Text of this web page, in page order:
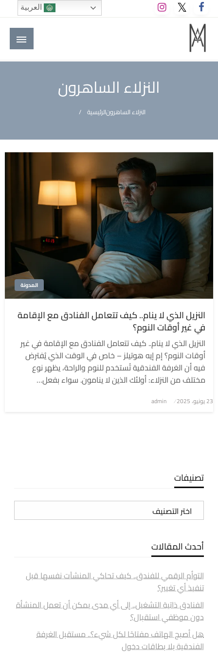
التخطي
إلى
المحتوى
M A hotels | إم ايه هوتيلز
الموقع الأول للعاملين في الفنادق في العالم العربي
النزلاء الساهرون
الرئيسيةالنزلاء الساهرون
المدونة
النزيل الذي لا ينام.. كيف تتعامل الفنادق مع الإقامة
في غير أوقات النوم؟
النزيل الذي لا ينام.. كيف تتعامل الفنادق مع الإقامة في غير
أوقات النوم؟ إم إيه هوتيلز – خاص في الوقت الذي يُفترض
فيه أن الغرفة الفندقية تُستخدم للنوم والراحة، يظهر نوع
مختلف من النزلاء: أولئك الذين لا ينامون. سواء بفعل…
نُشر
23 يونيو، 2025 admin
تصنيفات
تصنيفات
أحدث المقالات
التوأم الرقمي للفندق.. كيف تحاكي المنشآت نفسها قبل
تنفيذ أي تغيير؟
الفنادق ذاتية التشغيل.. إلى أي مدى يمكن أن تعمل المنشأة
دون موظفي استقبال؟
هل أصبح الهاتف مفتاحًا لكل شيء؟.. مستقبل الغرفة
الفندقية بلا بطاقات دخول
العربية